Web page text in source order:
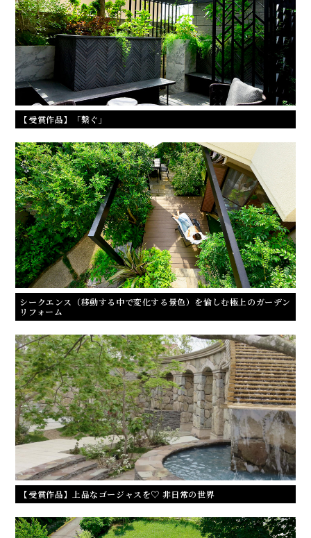
【受賞作品】「繋ぐ」
シークエンス（移動する中で変化する景色）を愉しむ極上のガーデン
リフォーム
【受賞作品】上品なゴージャスを♡ 非日常の世界